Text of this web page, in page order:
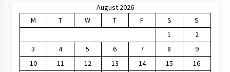
August 2026
M
T W T F S
S
1
2
3
4 5 6 7 8
9
10
11 12 13 14 15
16